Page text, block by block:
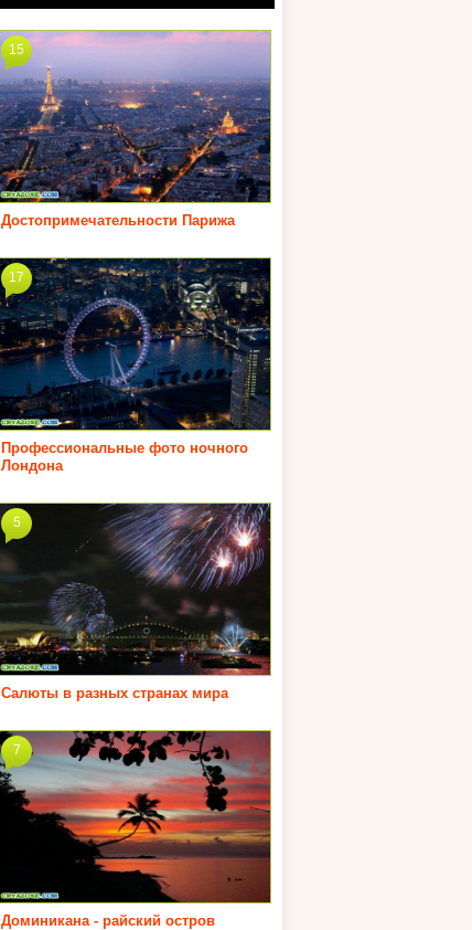
Достопримечательности Парижа
15
Профессиональные фото ночного
Лондона
17
Салюты в разных странах мира
5
Доминикана - райский остров
7